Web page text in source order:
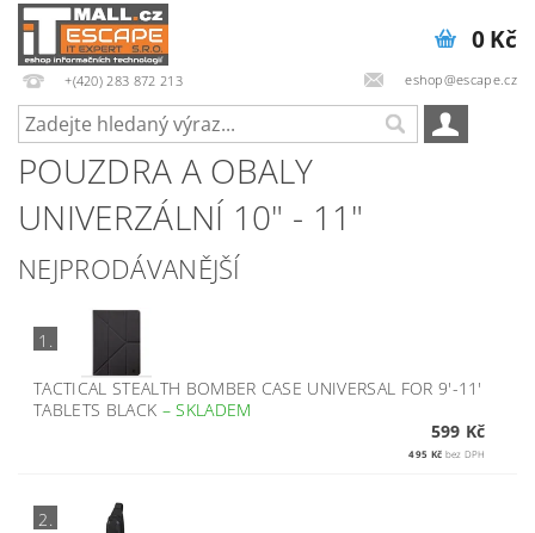
+(420) 283 872 213 eshop@escape.cz
0 Kč
POUZDRA A OBALY
UNIVERZÁLNÍ 10" - 11"
NEJPRODÁVANĚJŠÍ
1.
TACTICAL STEALTH BOMBER CASE UNIVERSAL FOR 9'-11'
TABLETS BLACK –SKLADEM
599 Kč
495 Kč bez DPH
2.